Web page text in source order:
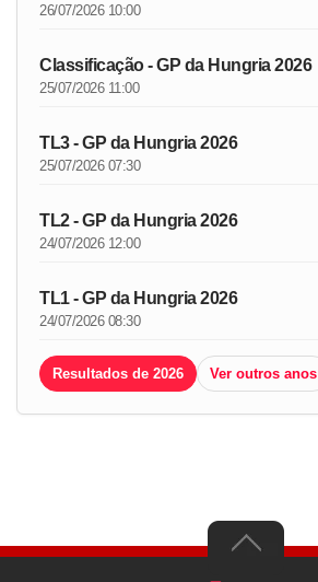
26/07/2026 10:00
Classificação - GP da Hungria 2026
25/07/2026 11:00
TL3 - GP da Hungria 2026
25/07/2026 07:30
TL2 - GP da Hungria 2026
24/07/2026 12:00
TL1 - GP da Hungria 2026
24/07/2026 08:30
Resultados de 2026 Ver outros anos